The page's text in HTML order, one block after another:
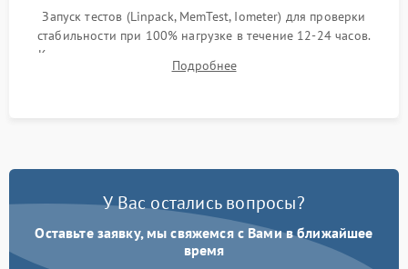
Запуск тестов (Linpack, MemTest, Iometer) для проверки
стабильности при 100% нагрузке в течение 12-24 часов.
Контроль температурных режимов, проверка отсутствия
троттлинга и подготовка сервера к выдаче.
Подробнее
У Вас остались вопросы?
Оставьте заявку, мы свяжемся с Вами в ближайшее
время